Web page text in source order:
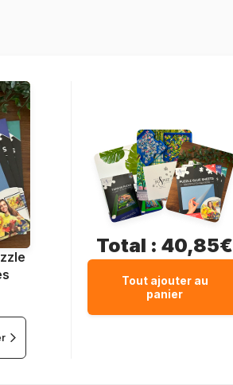
Total : 40,85€
Tout ajouter au
panier